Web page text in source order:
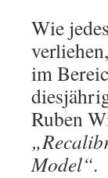
Wie
im
Ruben
Model“.